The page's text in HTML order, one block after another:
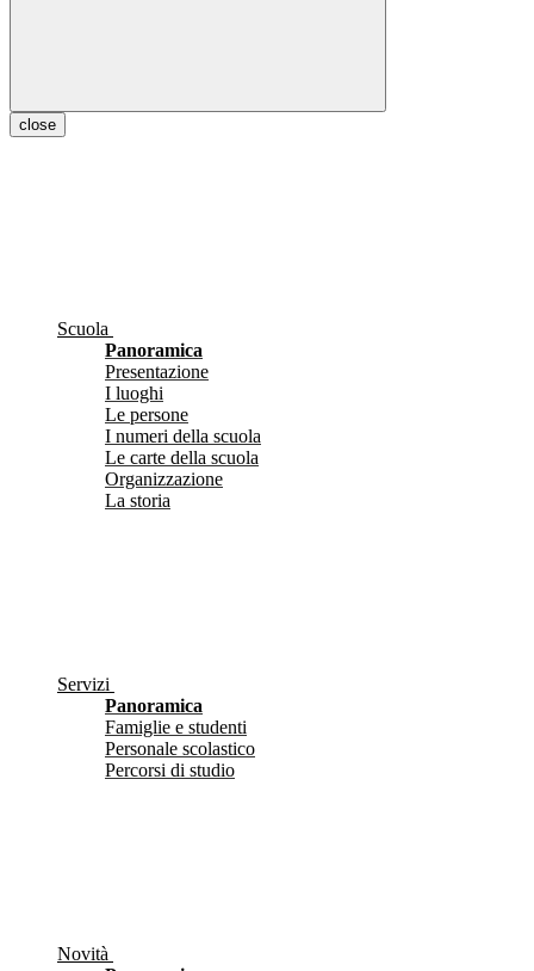
close
Scuola
Panoramica
Presentazione
I luoghi
Le persone
I numeri della scuola
Le carte della scuola
Organizzazione
La storia
Servizi
Panoramica
Famiglie e studenti
Personale scolastico
Percorsi di studio
Novità